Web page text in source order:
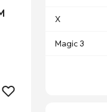
X
Magic 3